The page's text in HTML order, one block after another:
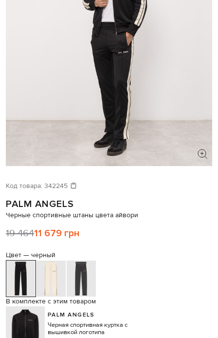
Давайте подберем что-то еще
Код товара: 342245
PALM ANGELS
Черные спортивные штаны цвета айвори
19 46411 679 грн
Цвет — черный
В комплекте с этим товаром
PALM ANGELS
Черная спортивная куртка с
вышивкой логотипа